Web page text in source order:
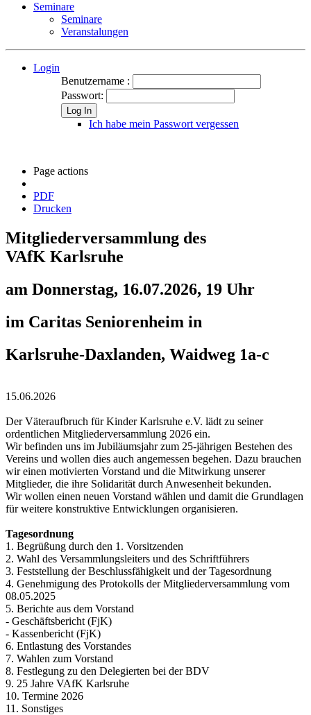
Seminare
Seminare
Veranstalungen
Login
Benutzername :
Passwort:
Log In
Ich habe mein Passwort vergessen
Page actions
PDF
Drucken
Mitgliederversammlung des
VAfK Karlsruhe
am Donnerstag, 16.07.2026, 19 Uhr
im Caritas Seniorenheim in
Karlsruhe-Daxlanden, Waidweg 1a-c
15.06.2026
Der Väteraufbruch für Kinder Karlsruhe e.V. lädt zu seiner
ordentlichen Mitgliederversammlung 2026 ein.
Wir befinden uns im Jubiläumsjahr zum 25-jährigen Bestehen des
Vereins und wollen dies auch angemessen begehen. Dazu brauchen
wir einen motivierten Vorstand und die Mitwirkung unserer
Mitglieder, die ihre Solidarität durch Anwesenheit bekunden.
Wir wollen einen neuen Vorstand wählen und damit die Grundlagen
für weitere konstruktive Entwicklungen organisieren.
Tagesordnung
1. Begrüßung durch den 1. Vorsitzenden
2. Wahl des Versammlungsleiters und des Schriftführers
3. Feststellung der Beschlussfähigkeit und der Tagesordnung
4. Genehmigung des Protokolls der Mitgliederversammlung vom
08.05.2025
5. Berichte aus dem Vorstand
- Geschäftsbericht (FjK)
- Kassenbericht (FjK)
6. Entlastung des Vorstandes
7. Wahlen zum Vorstand
8. Festlegung zu den Delegierten bei der BDV
9. 25 Jahre VAfK Karlsruhe
10. Termine 2026
11. Sonstiges